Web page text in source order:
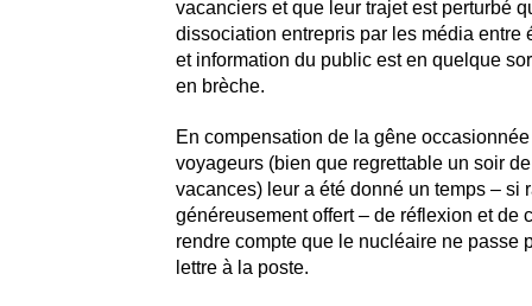
vacanciers et que leur trajet est perturbé
dissociation entrepris par les média entre
et information du public est en quelque
en brèche.
En compensation de la gêne
voyageurs (bien que regrettable un soir
vacances) leur a été donné un temps – si
généreusement offert – de réflexion et de
rendre compte que le nucléaire ne passe
lettre à la poste.